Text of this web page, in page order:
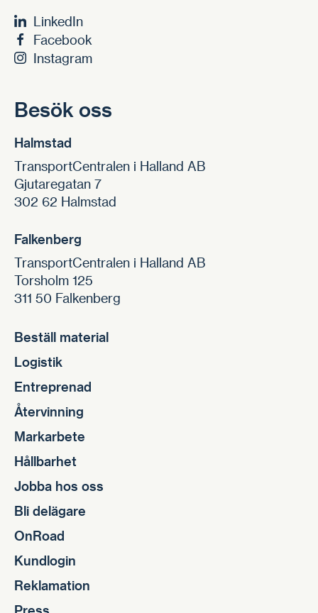
LinkedIn
Facebook
Instagram
Besök oss
Halmstad
TransportCentralen i Halland AB
Gjutaregatan 7
302 62 Halmstad
Falkenberg
TransportCentralen i Halland AB
Torsholm 125
311 50 Falkenberg
Beställ material
Logistik
Entreprenad
Återvinning
Markarbete
Hållbarhet
Jobba hos oss
Bli delägare
OnRoad
Kundlogin
Reklamation
Press